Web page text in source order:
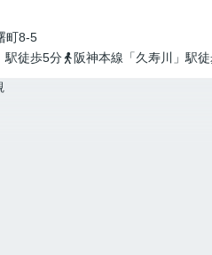
町8-5
駅徒歩5分
阪神本線「久寿川」駅